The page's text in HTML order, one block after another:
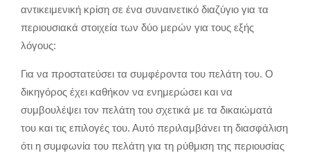
αντικειμενική κρίση σε ένα συναινετικό διαζύγιο για τα
περιουσιακά στοιχεία των δύο μερών για τους εξής
λόγους:
Για να προστατεύσει τα συμφέροντα του πελάτη του. Ο
δικηγόρος έχει καθήκον να ενημερώσει και να
συμβουλέψει τον πελάτη του σχετικά με τα δικαιώματά
του και τις επιλογές του. Αυτό περιλαμβάνει τη διασφάλιση
ότι η συμφωνία του πελάτη για τη ρύθμιση της περιουσίας